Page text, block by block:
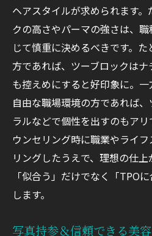
ヘアスタイルが求められます
クの高さやパーマの強さは、
じて慎重に決めるべきです。
方であれば、ツーブロックは
も控えめにすると好印象に。
自由な職場環境の方であれば
ラルなどで個性を出すのもアリ
ウンセリング時に職業やライ
リングしたうえで、理想の仕上
「似合う」だけでなく「TPO
します。
写真持参＆信頼できる美